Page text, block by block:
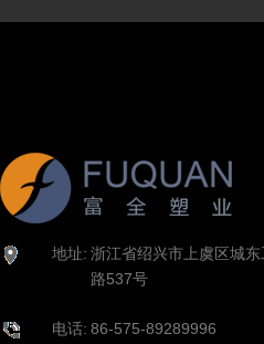
地址: 浙江省绍兴市上虞区城东
路537号
电话: 86-575-89289996